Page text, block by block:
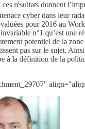
résultats donnent
cyber dans leur
pour 2016 au
n°1 qu’est une
potentiel de la
pas sur le sujet.
à la définition de la